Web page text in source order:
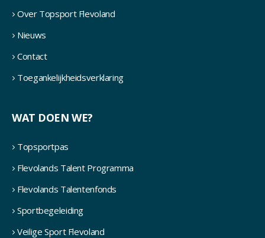
Over Topsport Flevoland
Nieuws
Contact
Toegankelijkheidsverklaring
WAT DOEN WE?
Topsportpas
Flevolands Talent Programma
Flevolands Talentenfonds
Sportbegeleiding
Veilige Sport Flevoland